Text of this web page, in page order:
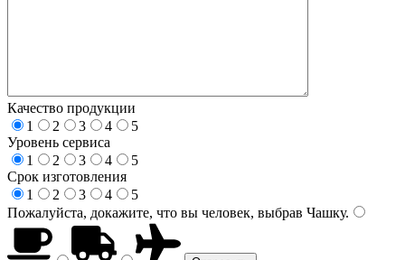
Качество продукции
1
2 3 4
5
Уровень сервиса
1
2 3 4
5
Срок изготовления
1
2 3 4
5
Пожалуйста, докажите, что вы человек, выбрав Чашку.